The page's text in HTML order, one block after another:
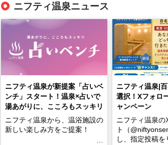
ニフティ温泉ニュース
ニフティ温泉が新提案「占いベ
ンチ」スタート！温泉×占いで
湯あがりに、こころもスッキリ
ニフティ温泉から、温浴施設の
新しい楽しみ方をご提案！
ニフティ温泉|
選択！Xフォロ
ャンペーン
ニフティ温泉の
ト（
し、指定投稿を